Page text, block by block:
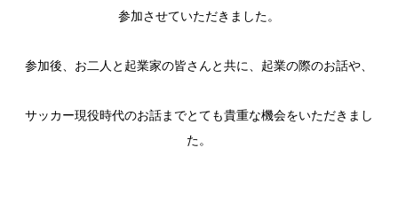
参加させていただきました。
参加後、お二人と起業家の皆さんと共に、起業の際のお話や、
サッカー現役時代のお話までとても貴重な機会をいただきまし
た。